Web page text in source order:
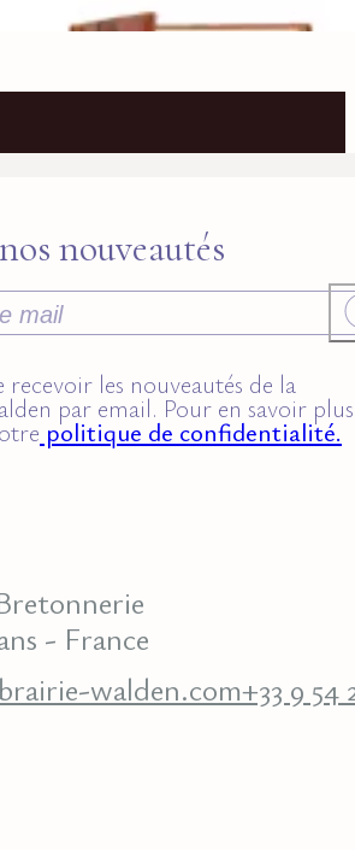
nouveautés
recevoir les nouveautés de la
par email. Pour en savoir
politique de confidentialité.
- France
walden.com+33 9 54